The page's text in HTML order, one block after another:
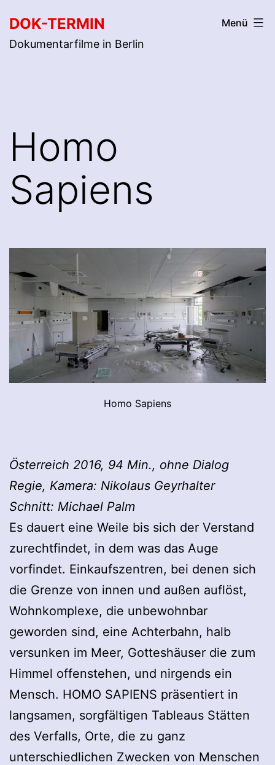
Inhalt
springen
DOK-TERMIN
Dokumentarfilme in Berlin
Menü
Homo
Sapiens
Homo Sapiens
Österreich 2016, 94 Min., ohne Dialog
Regie, Kamera: Nikolaus Geyrhalter
Schnitt: Michael Palm
Es dauert eine Weile bis sich der Verstand
zurechtfindet, in dem was das Auge
vorfindet. Einkaufszentren, bei denen sich
die Grenze von innen und außen auflöst,
Wohnkomplexe, die unbewohnbar
geworden sind, eine Achterbahn, halb
versunken im Meer, Gotteshäuser die zum
Himmel offenstehen, und nirgends ein
Mensch. HOMO SAPIENS präsentiert in
langsamen, sorgfältigen Tableaus Stätten
des Verfalls, Orte, die zu ganz
unterschiedlichen Zwecken von Menschen